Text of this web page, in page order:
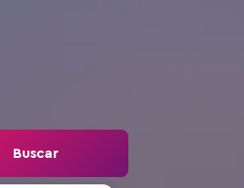
Buscar